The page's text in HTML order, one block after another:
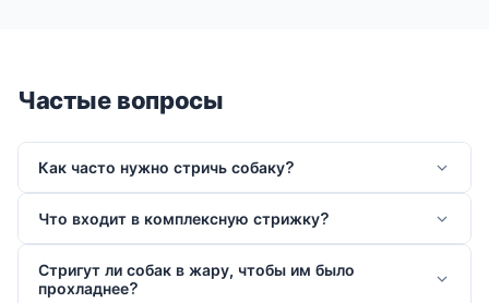
Частые вопросы
Как часто нужно стричь собаку?
Что входит в комплексную стрижку?
Стригут ли собак в жару, чтобы им было
прохладнее?